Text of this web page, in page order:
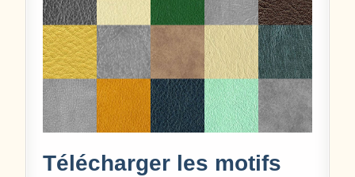
Télécharger les motifs